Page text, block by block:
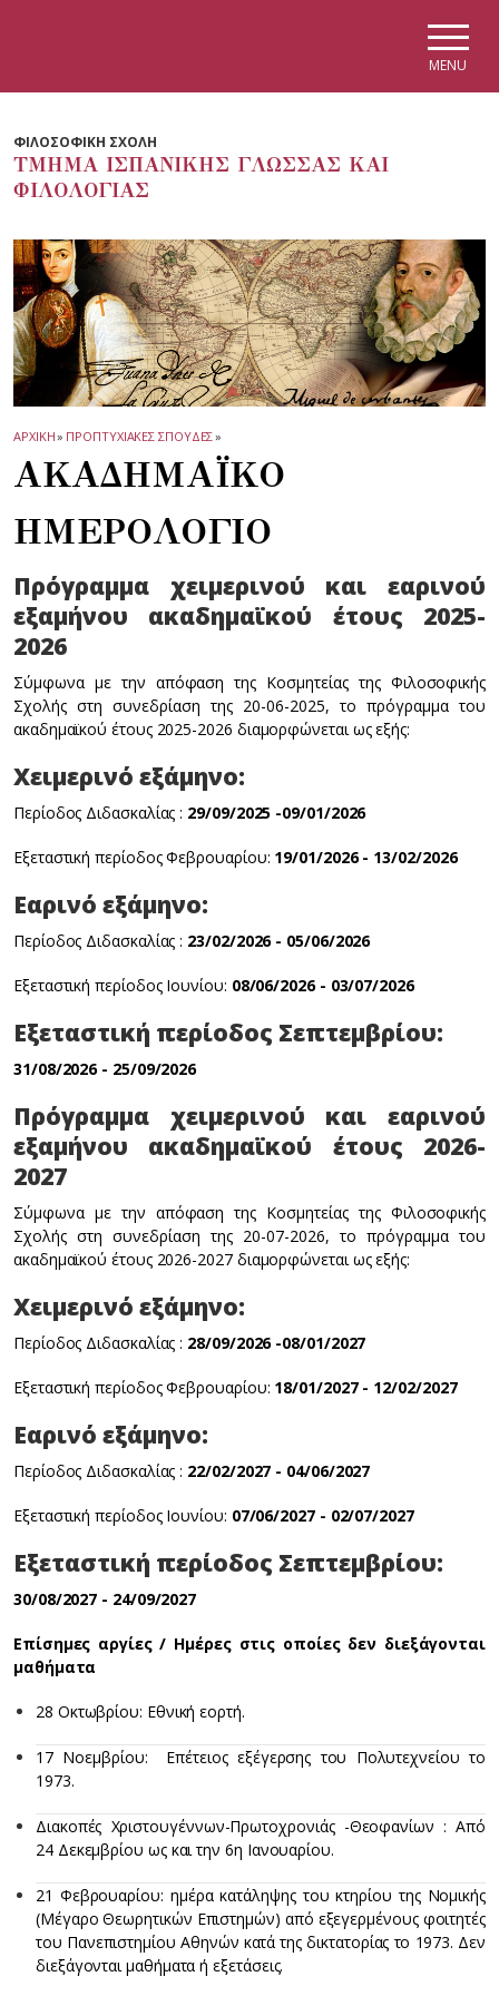
MENU
ΦΙΛΟΣΟΦΙΚΗ ΣΧΟΛΗ
ΤΜΗΜΑ ΙΣΠΑΝΙΚΗΣ ΓΛΩΣΣΑΣ ΚΑΙ
ΦΙΛΟΛΟΓΙΑΣ
ΑΡΧΙΚΗ» ΠΡΟΠΤΥΧΙΑΚΕΣ ΣΠΟΥΔΕΣ»
ΑΚΑΔΗΜΑΪΚΟ
ΗΜΕΡΟΛΟΓΙΟ
Πρόγραμμα χειμερινού και εαρινού
εξαμήνου ακαδημαϊκού έτους 2025-
2026
Σύμφωνα με την απόφαση της Κοσμητείας της Φιλοσοφικής
Σχολής στη συνεδρίαση της 20-06-2025, το πρόγραμμα του
ακαδημαϊκού έτους 2025-2026 διαμορφώνεται ως εξής:
Χειμερινό εξάμηνο:
Περίοδος Διδασκαλίας : 29/09/2025 -09/01/2026
Εξεταστική περίοδος Φεβρουαρίου: 19/01/2026 - 13/02/2026
Εαρινό εξάμηνο:
Περίοδος Διδασκαλίας : 23/02/2026 - 05/06/2026
Εξεταστική περίοδος Ιουνίου: 08/06/2026 - 03/07/2026
Εξεταστική περίοδος Σεπτεμβρίου:
31/08/2026 - 25/09/2026
Πρόγραμμα χειμερινού και εαρινού
εξαμήνου ακαδημαϊκού έτους 2026-
2027
Σύμφωνα με την απόφαση της Κοσμητείας της Φιλοσοφικής
Σχολής στη συνεδρίαση της 20-07-2026, το πρόγραμμα του
ακαδημαϊκού έτους 2026-2027 διαμορφώνεται ως εξής:
Χειμερινό εξάμηνο:
Περίοδος Διδασκαλίας : 28/09/2026 -08/01/2027
Εξεταστική περίοδος Φεβρουαρίου: 18/01/2027 - 12/02/2027
Εαρινό εξάμηνο:
Περίοδος Διδασκαλίας : 22/02/2027 - 04/06/2027
Εξεταστική περίοδος Ιουνίου: 07/06/2027 - 02/07/2027
Εξεταστική περίοδος Σεπτεμβρίου:
30/08/2027 - 24/09/2027
Επίσημες αργίες / Ημέρες στις οποίες δεν διεξάγονται
μαθήματα
28 Οκτωβρίου: Εθνική εορτή.
17 Νοεμβρίου: Επέτειος εξέγερσης του Πολυτεχνείου το
1973.
Διακοπές Χριστουγέννων-Πρωτοχρονιάς -Θεοφανίων : Από
24 Δεκεμβρίου ως και την 6η Ιανουαρίου.
21 Φεβρουαρίου: ημέρα κατάληψης του κτηρίου της Νομικής
(Μέγαρο Θεωρητικών Επιστημών) από εξεγερμένους φοιτητές
του Πανεπιστημίου Αθηνών κατά της δικτατορίας το 1973. Δεν
διεξάγονται μαθήματα ή εξετάσεις.